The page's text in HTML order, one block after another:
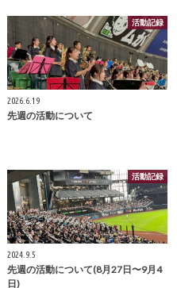
活動記録
2026.6.19
先週の活動について
活動記録
2024.9.5
先週の活動について(8月27日〜9月4
日)